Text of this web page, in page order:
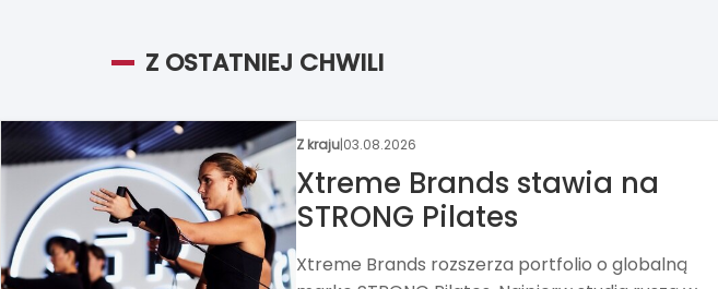
Z OSTATNIEJ CHWILI
Z kraju|31.07.2026
Circle K chce kupić Żabkę
Alimentation Couche-Tard, właściciel stacji paliw